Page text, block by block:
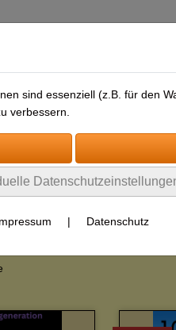
sind essenziell (z.B. für den
verbessern.
| Datenschutz